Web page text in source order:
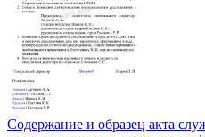
Содержание и образец акта